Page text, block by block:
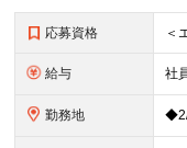
応募資格
給与
勤務地